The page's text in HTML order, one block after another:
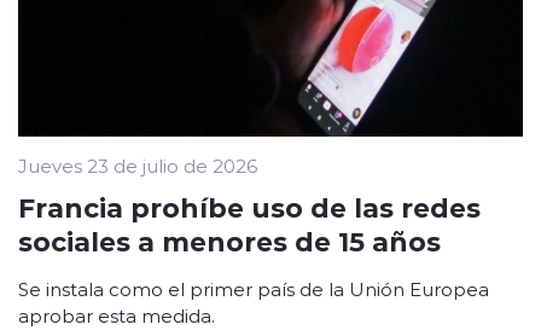
Jueves 23 de julio de 2026
Francia prohíbe uso de las redes
sociales a menores de 15 años
Se instala como el primer país de la Unión Europea
aprobar esta medida.